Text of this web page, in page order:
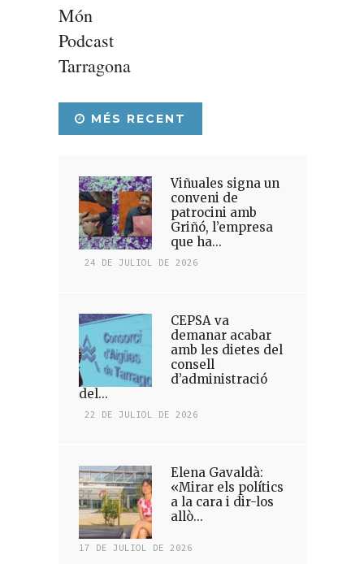
Món
Podcast
Tarragona
MÉS RECENT
Viñuales signa un
conveni de
patrocini amb
Griñó, l’empresa
que ha...
24 DE JULIOL DE 2026
CEPSA va
demanar acabar
amb les dietes del
consell
d’administració
del...
22 DE JULIOL DE 2026
Elena Gavaldà:
«Mirar els polítics
a la cara i dir-los
allò...
17 DE JULIOL DE 2026